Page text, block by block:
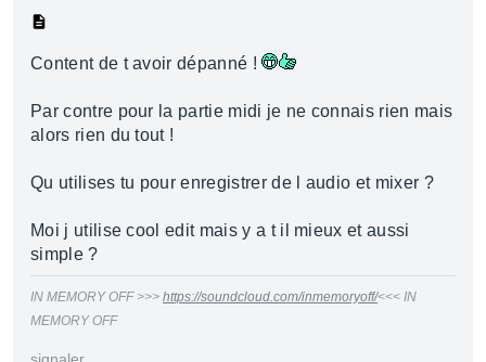
Content de t avoir dépanné !
Par contre pour la partie midi je ne connais rien mais
alors rien du tout !
Qu utilises tu pour enregistrer de l audio et mixer ?
Moi j utilise cool edit mais y a t il mieux et aussi
simple ?
IN MEMORY OFF >>> https://soundcloud.com/inmemoryoff/<<< IN
MEMORY OFF